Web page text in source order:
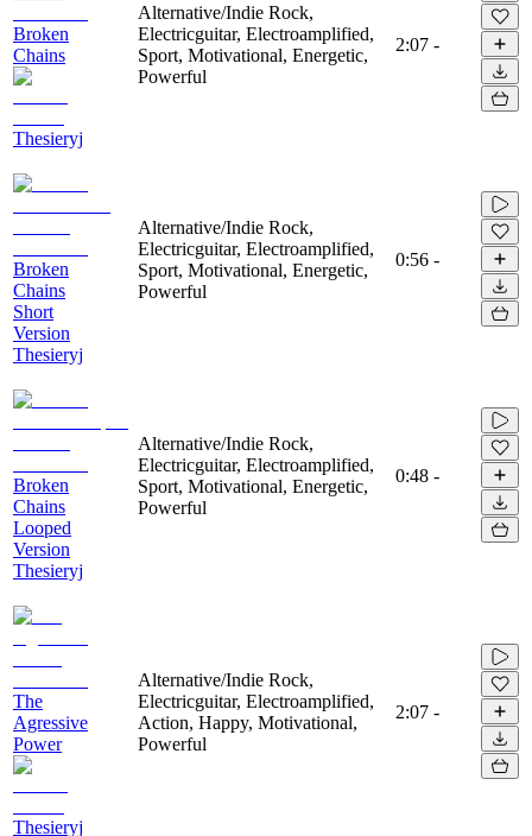
Broken
Chains
Thesieryj
Alternative/Indie Rock,
Electricguitar, Electroamplified,
Sport, Motivational, Energetic,
Powerful
2:07 -
Broken
Chains
Short
Version
Thesieryj
Alternative/Indie Rock,
Electricguitar, Electroamplified,
Sport, Motivational, Energetic,
Powerful
0:56 -
Broken
Chains
Looped
Version
Thesieryj
Alternative/Indie Rock,
Electricguitar, Electroamplified,
Sport, Motivational, Energetic,
Powerful
0:48 -
The
Agressive
Power
Thesieryj
Alternative/Indie Rock,
Electricguitar, Electroamplified,
Action, Happy, Motivational,
Powerful
2:07 -